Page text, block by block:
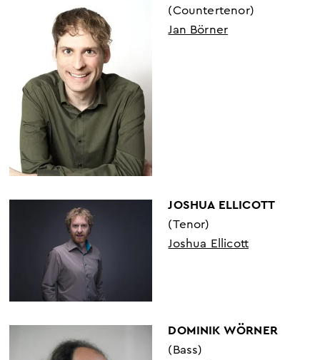
(Countertenor)
Jan Börner
JOSHUA ELLICOTT
(Tenor)
Joshua Ellicott
DOMINIK WÖRNER
(Bass)